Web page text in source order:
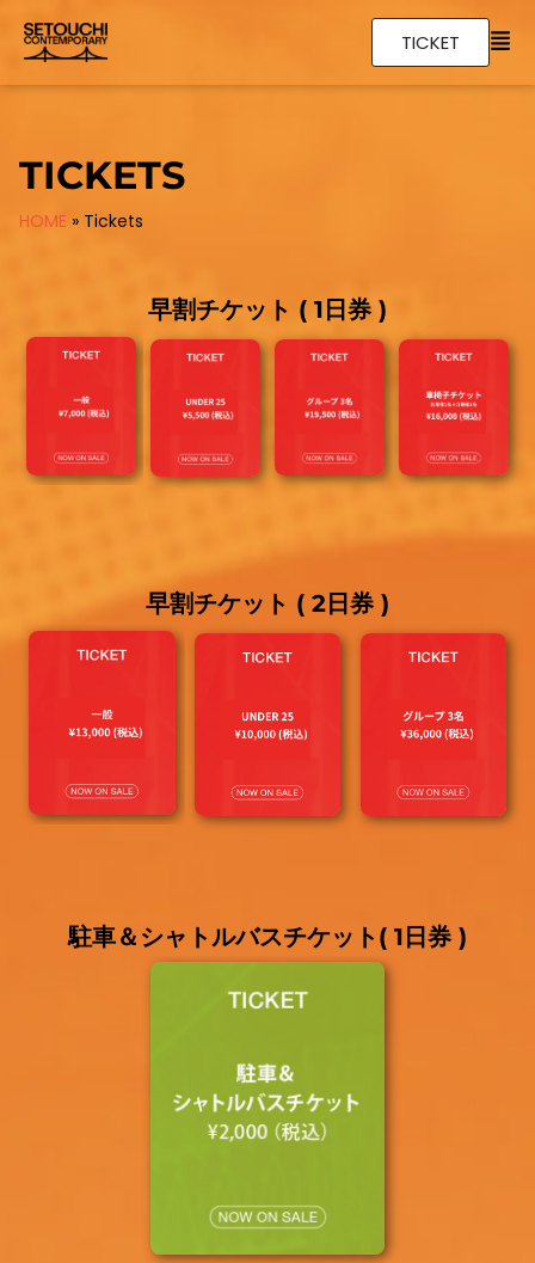
TICKET
TICKETS
HOME » Tickets
早割チケット ( 1日券 )
早割チケット ( 2日券 )
駐車＆シャトルバスチケット( 1日券 )